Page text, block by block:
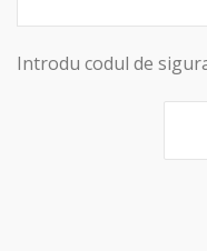
Introdu codul de